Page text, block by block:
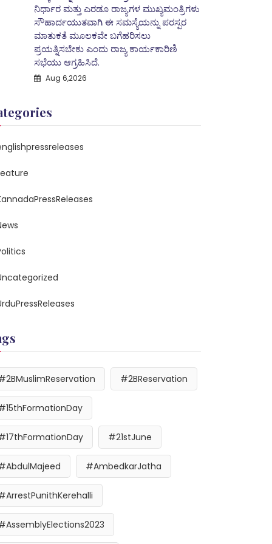
ನಿರ್ಧಾರ ಮತ್ತು ಎರಡೂ ರಾಜ್ಯಗಳ ಮುಖ್ಯಮಂತ್ರಿಗಳು
ಸೌಹಾರ್ದಯುತವಾಗಿ ಈ ಸಮಸ್ಯೆಯನ್ನು ಪರಸ್ಪರ
ಮಾತುಕತೆ ಮೂಲಕವೇ ಬಗೆಹರಿಸಲು
ಪ್ರಯತ್ನಿಸಬೇಕು ಎಂದು ರಾಜ್ಯ ಕಾರ್ಯಕಾರಿಣಿ
ಸಭೆಯು ಆಗ್ರಹಿಸಿದೆ.
Aug 6,2026
#2BReservation
#21stJune
#AmbedkarJatha